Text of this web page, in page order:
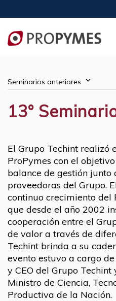
Seminarios anteriores
13°
​El Grupo Techint realizó
ProPymes con el
balance de gestión junto
proveedoras del Grupo.
continuo crecimiento del
que desde el año 2002
cooperación entre el
de valor a través de
Techint brinda a su
evento estuvo a cargo
y CEO del Grupo Techint
Ministro de Ciencia,
Productiva de la Nación.